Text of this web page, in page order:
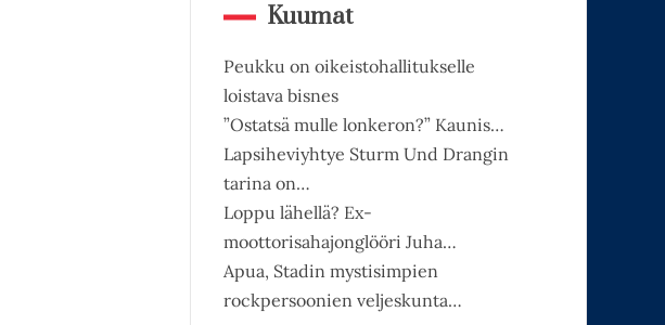
Kuumat
Peukku on oikeistohallitukselle
loistava bisnes
”Ostatsä mulle lonkeron?” Kaunis…
Lapsiheviyhtye Sturm Und Drangin
tarina on…
Loppu lähellä? Ex-
moottorisahajonglööri Juha…
Apua, Stadin mystisimpien
rockpersoonien veljeskunta…